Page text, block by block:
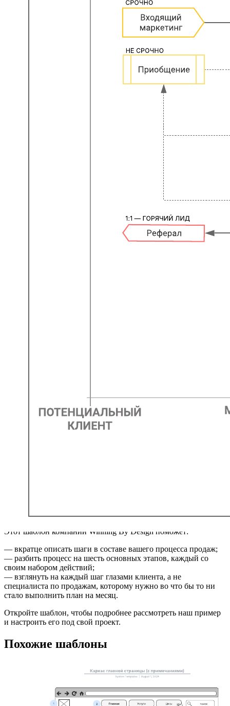
Этот шаблон компании Winning By Design поможет:
— вкратце описать шаги в составе вашего процесса продаж;
— разбить процесс на шесть основных этапов, каждый со
своим набором действий;
— взглянуть на каждый шаг глазами клиента, а не
специалиста по продажам, которому нужно во что бы то ни
стало выполнить план на месяц.
Откройте шаблон, чтобы подробнее рассмотреть наш пример
и настроить его под свой проект.
Похожие шаблоны